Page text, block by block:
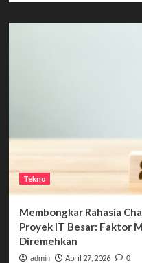
Tekno
Membongkar Rahasia
Proyek IT Besar: Faktor
Diremehkan
admin April 27, 2026 0